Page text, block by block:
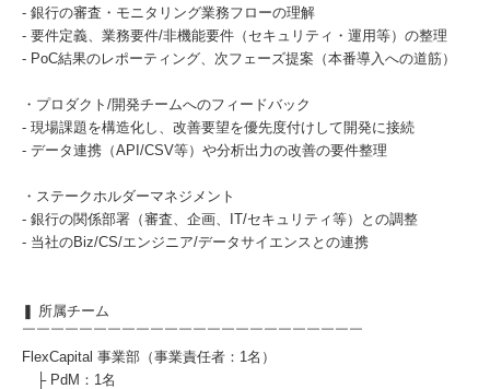
- 銀行の審査・モニタリング業務フローの理解
- 要件定義、業務要件/非機能要件（セキュリティ・運用等）の整理
- PoC結果のレポーティング、次フェーズ提案（本番導入への道筋）
・プロダクト/開発チームへのフィードバック
- 現場課題を構造化し、改善要望を優先度付けして開発に接続
- データ連携（API/CSV等）や分析出力の改善の要件整理
・ステークホルダーマネジメント
- 銀行の関係部署（審査、企画、IT/セキュリティ等）との調整
- 当社のBiz/CS/エンジニア/データサイエンスとの連携
❚ 所属チーム
￣￣￣￣￣￣￣￣￣￣￣￣￣￣￣￣￣￣￣￣￣￣￣￣
FlexCapital 事業部（事業責任者：1名）
├ PdM：1名